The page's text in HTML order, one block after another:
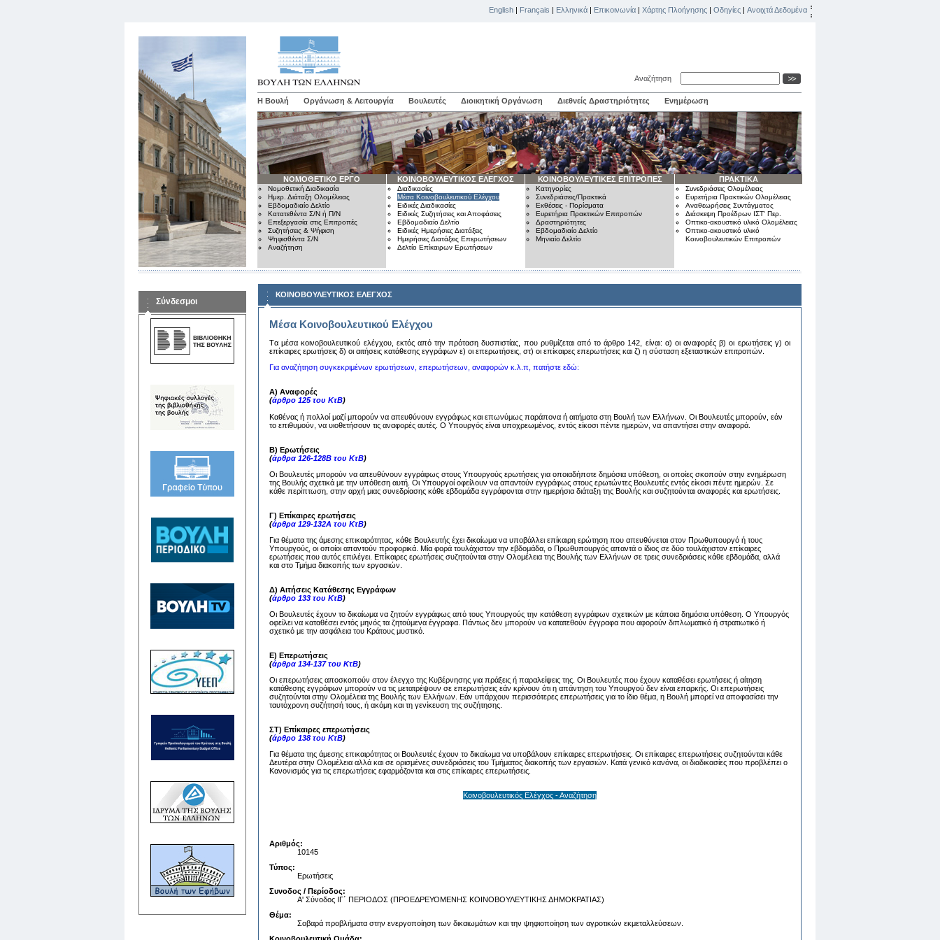
English | Français | Ελληνικά | Επικοινωνία | Χάρτης Πλοήγησης | Οδηγίες | Ανοιχτά Δεδομένα
Αναζήτηση
Η Βουλή Οργάνωση & Λειτουργία Βουλευτές Διοικητική Οργάνωση Διεθνείς Δραστηριότητες Ενημέρωση
ΝΟΜΟΘΕΤΙΚΟ ΕΡΓΟ
Νομοθετική Διαδικασία
Ημερ. Διάταξη Ολομέλειας
Εβδομαδιαίο Δελτίο
Κατατεθέντα Σ/Ν ή Π/Ν
Επεξεργασία στις Επιτροπές
Συζητήσεις & Ψήφιση
Ψηφισθέντα Σ/Ν
Αναζήτηση
ΚΟΙΝΟΒΟΥΛΕΥΤΙΚΟΣ ΕΛΕΓΧΟΣ
Διαδικασίες
Μέσα Κοινοβουλευτικού Ελέγχου
Ειδικές Διαδικασίες
Ειδικές Συζητήσεις και Αποφάσεις
Εβδομαδιαίο Δελτίο
Ειδικές Ημερήσιες Διατάξεις
Ημερήσιες Διατάξεις Επερωτήσεων
Δελτίο Επίκαιρων Ερωτήσεων
ΚΟΙΝΟΒΟΥΛΕΥΤΙΚΕΣ ΕΠΙΤΡΟΠΕΣ
Κατηγορίες
Συνεδριάσεις/Πρακτικά
Εκθέσεις - Πορίσματα
Ευρετήρια Πρακτικών Επιτροπών
Δραστηριότητες
Εβδομαδιαίο Δελτίο
Μηνιαίο Δελτίο
ΠΡΑΚΤΙΚΑ
Συνεδριάσεις Ολομέλειας
Ευρετήρια Πρακτικών Ολομέλειας
Αναθεωρήσεις Συντάγματος
Διάσκεψη Προέδρων ΙΣΤ' Περ.
Οπτικο-ακουστικό υλικό Ολομέλειας
Οπτικο-ακουστικό υλικό
Κοινοβουλευτικών Επιτροπών
Σύνδεσμοι
ΚΟΙΝΟΒΟΥΛΕΥΤΙΚΟΣ ΕΛΕΓΧΟΣ
Μέσα Κοινοβουλευτικού Ελέγχου
Tα μέσα κoινoβoυλευτικoύ ελέγχoυ, εκτός από την πρόταση δυσπιστίας, πoυ ρυθμίζεται από τo άρθρo 142, είναι: α) oι αναφoρές β) oι ερωτήσεις γ) oι
επίκαιρες ερωτήσεις δ) oι αιτήσεις κατάθεσης εγγράφων ε) oι επερωτήσεις, στ) oι επίκαιρες επερωτήσεις και ζ) η σύσταση εξεταστικών επιτροπών.
Για αναζήτηση συγκεκριμένων ερωτήσεων, επερωτήσεων, αναφορών κ.λ.π, πατήστε εδώ:
Α) Αναφορές
(άρθρο 125 του ΚτΒ)
Καθένας ή πολλοί μαζί μπορούν να απευθύνουν εγγράφως και επωνύμως παράπονα ή αιτήματα στη Βουλή των Ελλήνων. Οι Βουλευτές μπορούν, εάν
το επιθυμούν, να υιοθετήσουν τις αναφορές αυτές. Ο Υπουργός είναι υποχρεωμένος, εντός είκοσι πέντε ημερών, να απαντήσει στην αναφορά.
Β) Ερωτήσεις
(άρθρα 126-128Β του ΚτΒ)
Οι Βουλευτές μπορούν να απευθύνουν εγγράφως στους Υπουργούς ερωτήσεις για οποιαδήποτε δημόσια υπόθεση, οι οποίες σκοπούν στην ενημέρωση
της Βουλής σχετικά με την υπόθεση αυτή. Οι Υπουργοί οφείλουν να απαντούν εγγράφως στους ερωτώντες Βουλευτές εντός είκοσι πέντε ημερών. Σε
κάθε περίπτωση, στην αρχή μιας συνεδρίασης κάθε εβδομάδα εγγράφονται στην ημερήσια διάταξη της Βουλής και συζητούνται αναφορές και ερωτήσεις.
Γ) Επίκαιρες ερωτήσεις
(άρθρα 129-132Α του ΚτΒ)
Για θέματα της άμεσης επικαιρότητας, κάθε Βουλευτής έχει δικαίωμα να υποβάλλει επίκαιρη ερώτηση που απευθύνεται στον Πρωθυπουργό ή τους
Υπουργούς, οι οποίοι απαντούν προφορικά. Μία φορά τουλάχιστον την εβδομάδα, ο Πρωθυπουργός απαντά ο ίδιος σε δύο τουλάχιστον επίκαιρες
ερωτήσεις που αυτός επιλέγει. Επίκαιρες ερωτήσεις συζητούνται στην Ολομέλεια της Βουλής των Ελλήνων σε τρεις συνεδριάσεις κάθε εβδομάδα, αλλά
και στο Τμήμα διακοπής των εργασιών.
Δ) Αιτήσεις Κατάθεσης Εγγράφων
(άρθρο 133 του ΚτΒ)
Οι Βουλευτές έχουν το δικαίωμα να ζητούν εγγράφως από τους Υπουργούς την κατάθεση εγγράφων σχετικών με κάποια δημόσια υπόθεση. Ο Υπουργός
οφείλει να καταθέσει εντός μηνός τα ζητούμενα έγγραφα. Πάντως δεν μπορούν να κατατεθούν έγγραφα που αφορούν διπλωματικό ή στρατιωτικό ή
σχετικό με την ασφάλεια του Κράτους μυστικό.
Ε) Επερωτήσεις
(άρθρα 134-137 του ΚτΒ)
Οι επερωτήσεις αποσκοπούν στον έλεγχο της Κυβέρνησης για πράξεις ή παραλείψεις της. Οι Βουλευτές που έχουν καταθέσει ερωτήσεις ή αίτηση
κατάθεσης εγγράφων μπορούν να τις μετατρέψουν σε επερωτήσεις εάν κρίνουν ότι η απάντηση του Υπουργού δεν είναι επαρκής. Οι επερωτήσεις
συζητούνται στην Ολομέλεια της Βουλής των Ελλήνων. Εάν υπάρχουν περισσότερες επερωτήσεις για το ίδιο θέμα, η Βουλή μπορεί να αποφασίσει την
ταυτόχρονη συζήτησή τους, ή ακόμη και τη γενίκευση της συζήτησης.
ΣΤ) Επίκαιρες επερωτήσεις
(άρθρο 138 του ΚτΒ)
Για θέματα της άμεσης επικαιρότητας οι Βουλευτές έχουν το δικαίωμα να υποβάλουν επίκαιρες επερωτήσεις. Οι επίκαιρες επερωτήσεις συζητούνται κάθε
Δευτέρα στην Ολομέλεια αλλά και σε ορισμένες συνεδριάσεις του Τμήματος διακοπής των εργασιών. Κατά γενικό κανόνα, οι διαδικασίες που προβλέπει ο
Κανονισμός για τις επερωτήσεις εφαρμόζονται και στις επίκαιρες επερωτήσεις.
Κοινοβουλευτικός Ελέγχος - Αναζήτηση
Αριθμός:
10145
Τύπος:
Ερωτήσεις
Συνοδος / Περίοδος:
Α' Σύνοδος ΙΓ΄ ΠΕΡΙΟΔΟΣ (ΠΡΟΕΔΡΕΥΟΜΕΝΗΣ ΚΟΙΝΟΒΟΥΛΕΥΤΙΚΗΣ ΔΗΜΟΚΡΑΤΙΑΣ)
Θέμα:
Σοβαρά προβλήματα στην ενεργοποίηση των δικαιωμάτων και την ψηφιοποίηση των αγροτικών εκμεταλλεύσεων.